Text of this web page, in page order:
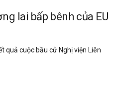
lai bấp bênh của EU
quả cuộc bầu cử Nghị viện Liên